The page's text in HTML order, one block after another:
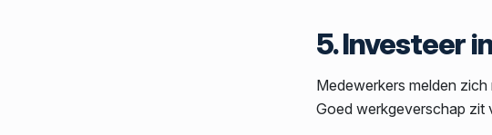
5. Investeer
Medewerkers melden
Goed werkgeverschap zit